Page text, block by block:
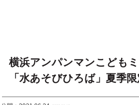
横浜アンパンマンこども
「水あそびひろば」夏季限